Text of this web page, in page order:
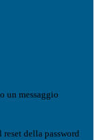
un messaggio
della password